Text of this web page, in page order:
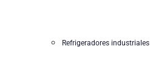
Refrigeradores industriales